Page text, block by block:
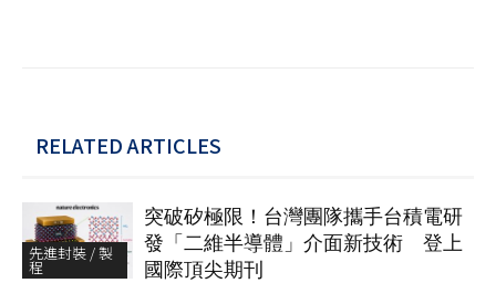
RELATED ARTICLES
先進封裝 / 製
程
突破矽極限！台灣團隊攜手台積電研
發「二維半導體」介面新技術 登上
國際頂尖期刊